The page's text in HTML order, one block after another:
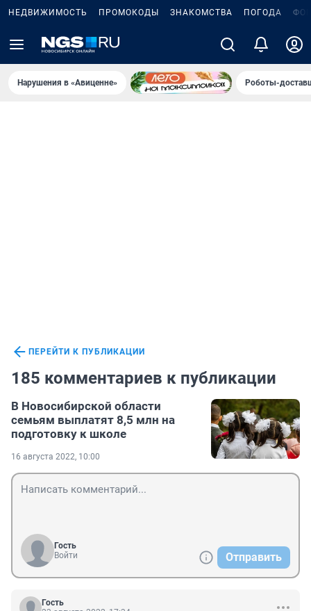
НЕДВИЖИМОСТЬ ПРОМОКОДЫ ЗНАКОМСТВА ПОГОДА
Нарушения в «Авиценне» Роботы-
ПЕРЕЙТИ К ПУБЛИКАЦИИ
185 комментариев к публикации
В Новосибирской области
семьям выплатят 8,5 млн на
подготовку к школе
16 августа 2022, 10:00
Гость
Войти
Отправить
Гость